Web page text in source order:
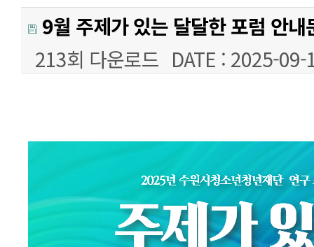
9월 주제가 있는 달달한 포럼 안
213회 다운로드 DATE : 2025-
본문